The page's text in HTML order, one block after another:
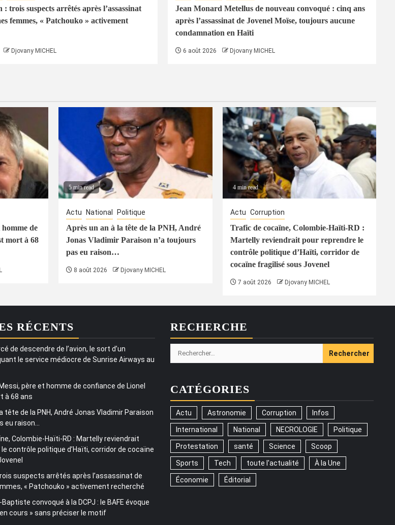
trois suspects arrêtés après l’assassinat
femmes, « Patchouko » activement
Djovany MICHEL
Jean Monard Metellus de nouveau convoqué : cinq ans
après l’assassinat de Jovenel Moïse, toujours aucune
condamnation en Haïti
6 août 2026 Djovany MICHEL
de
mort à 68
5 min read
Actu National Politique
Après un an à la tête de la PNH, André
Jonas Vladimir Paraison n’a toujours
pas eu raison…
8 août 2026 Djovany MICHEL
4 min read
Actu Corruption
Trafic de cocaïne, Colombie-Haïti-RD :
Martelly reviendrait pour reprendre le
contrôle politique d’Haïti, corridor de
cocaïne fragilisé sous Jovenel
7 août 2026 Djovany MICHEL
RÉCENTS
de descendre de l’avion, le sort d’un
le service médiocre de Sunrise Airways au
père et homme de confiance de Lionel
à 68 ans
tête de la PNH, André Jonas Vladimir Paraison
eu raison…
Colombie-Haïti-RD : Martelly reviendrait
contrôle politique d’Haïti, corridor de cocaïne
suspects arrêtés après l’assassinat de
« Patchouko » activement recherché
convoqué à la DCPJ : le BAFE évoque
cours » sans préciser le motif
RECHERCHE
Rechercher :
CATÉGORIES
Actu Astronomie Corruption Infos
International National NECROLOGIE Politique
Protestation santé Science Scoop
Sports Tech toute l'actualité À la Une
Économie Éditorial